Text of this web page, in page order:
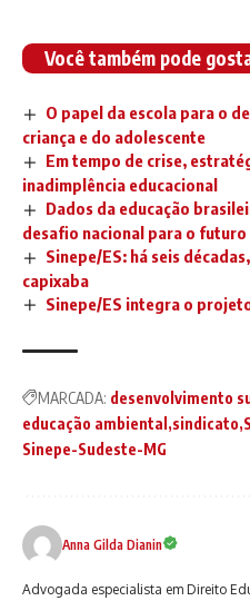
Você também pode
O papel da escola para o
criança e do adolescente
Em tempo de crise,
inadimplência educacional
Dados da educação
desafio nacional para o futuro
Sinepe/ES: há seis
capixaba
Sinepe/ES integra o
MARCADA: desenvolvimento
educação ambiental sindicato
Sinepe-Sudeste-MG
Anna Gilda Dianin
Advogada especialista em Direito